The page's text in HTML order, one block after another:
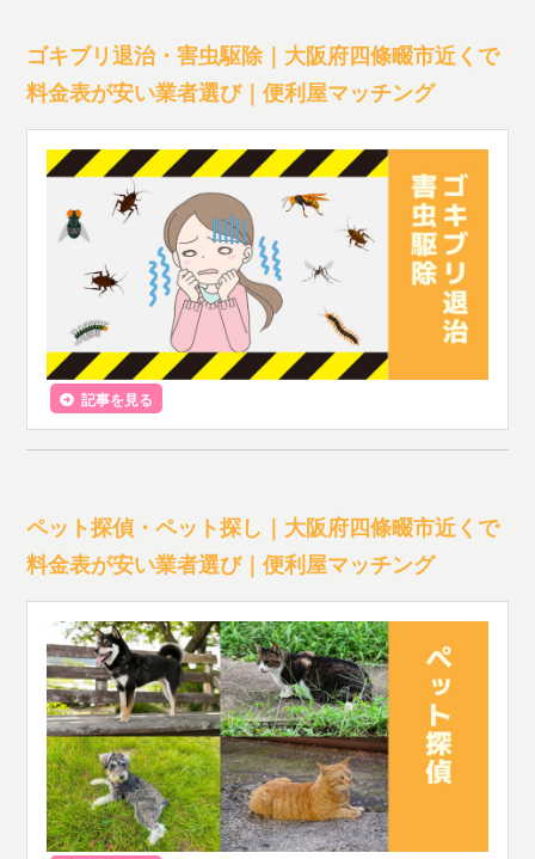
ゴキブリ退治・害虫駆除｜大阪府四條畷市近くで
料金表が安い業者選び｜便利屋マッチング
記事を見る
ペット探偵・ペット探し｜大阪府四條畷市近くで
料金表が安い業者選び｜便利屋マッチング